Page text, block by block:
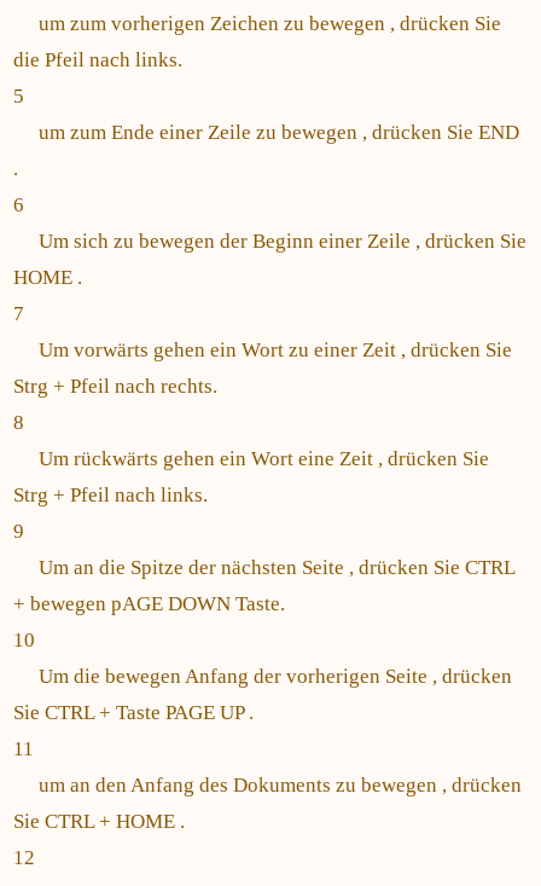
um zum vorherigen Zeichen zu bewegen , drücken Sie
die Pfeil nach links.
5
um zum Ende einer Zeile zu bewegen , drücken Sie END
.
6
Um sich zu bewegen der Beginn einer Zeile , drücken Sie
HOME .
7
Um vorwärts gehen ein Wort zu einer Zeit , drücken Sie
Strg + Pfeil nach rechts.
8
Um rückwärts gehen ein Wort eine Zeit , drücken Sie
Strg + Pfeil nach links.
9
Um an die Spitze der nächsten Seite , drücken Sie CTRL
+ bewegen pAGE DOWN Taste.
10
Um die bewegen Anfang der vorherigen Seite , drücken
Sie CTRL + Taste PAGE UP .
11
um an den Anfang des Dokuments zu bewegen , drücken
Sie CTRL + HOME .
12